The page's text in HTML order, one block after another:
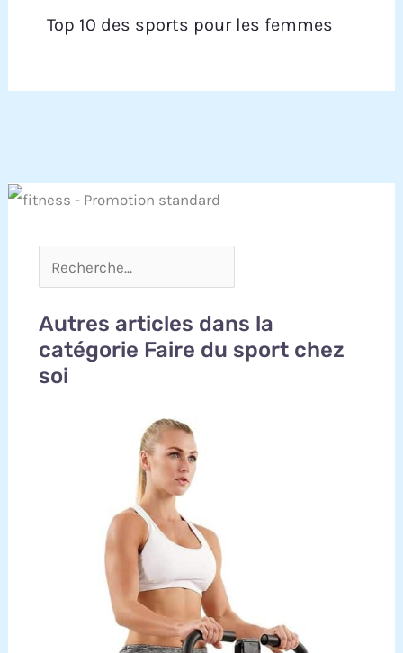
question, notre équipe après-vente
Top 10 des sports pour les femmes
Autres articles dans la
catégorie Faire du sport chez
soi